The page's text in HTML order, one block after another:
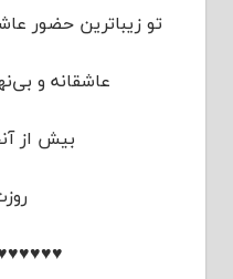
تو زیباترین حضور
عاشقانه و
بیش از